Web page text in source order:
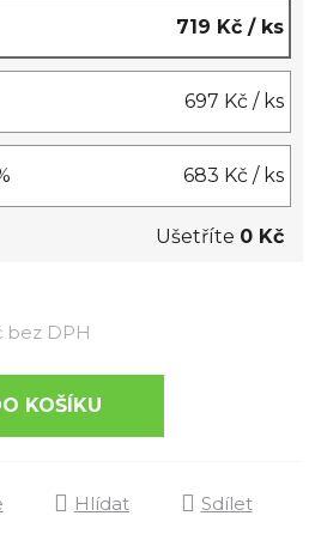
719 Kč / ks
697 Kč / ks
683 Kč / ks
Ušetříte 0 Kč
bez DPH
KOŠÍKU
Hlídat Sdílet